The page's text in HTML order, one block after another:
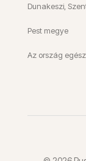
Dunakeszi,
Pest megye
Az ország